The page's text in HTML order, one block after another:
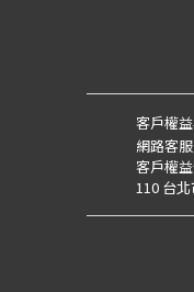
客戶權
網路客服
客戶權益
110 台